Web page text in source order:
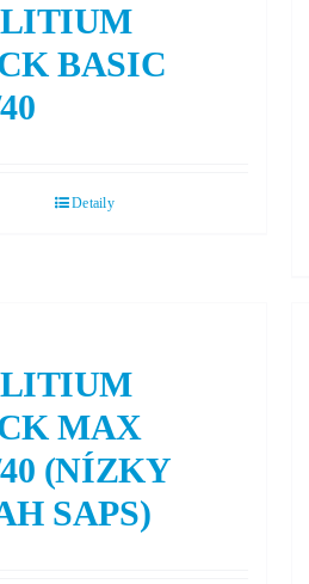
BASIC
Detaily
MAX
(NÍZKY
SAPS)